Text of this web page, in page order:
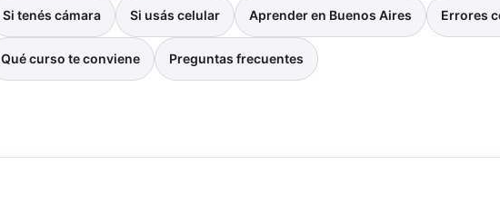
Si tenés cámara Si usás celular Aprender en Buenos Aires Errores
Qué curso te conviene Preguntas frecuentes